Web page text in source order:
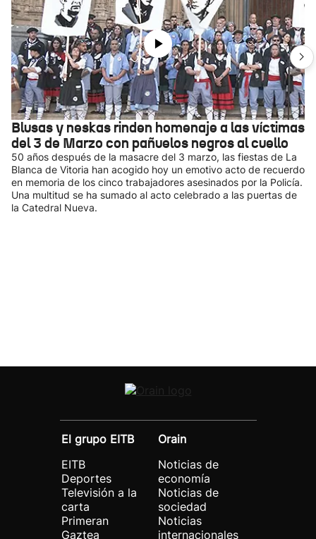
Blusas y neskas rinden homenaje a las víctimas
del 3 de Marzo con pañuelos negros al cuello
50 años después de la masacre del 3 marzo, las fiestas de La
Blanca de Vitoria han acogido hoy un emotivo acto de recuerdo
en memoria de los cinco trabajadores asesinados por la Policía.
Una multitud se ha sumado al acto celebrado a las puertas de
la Catedral Nueva.
El grupo EITB
EITB
Deportes
Televisión a la
carta
Primeran
Gaztea
Orain
Noticias de
economía
Noticias de
sociedad
Noticias
internacionales